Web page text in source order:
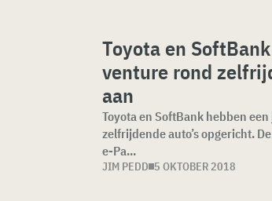
Toyota en
venture rond
aan
Toyota en SoftBank hebben
zelfrijdende auto’s opgericht.
e-Pa...
JIM PEDD 5 OKTOBER 2018